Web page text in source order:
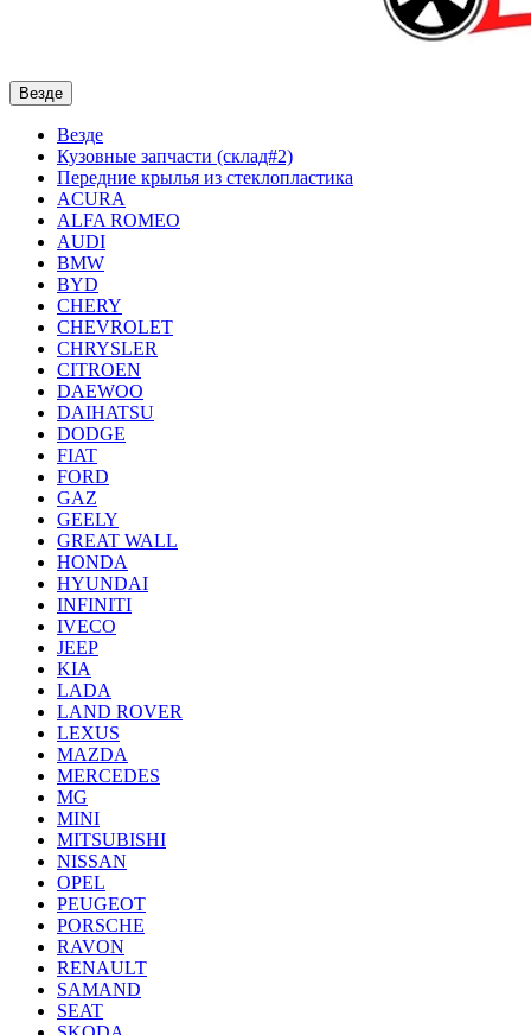
Везде
Везде
Кузовные запчасти (склад#2)
Передние крылья из стеклопластика
ACURA
ALFA ROMEO
AUDI
BMW
BYD
CHERY
CHEVROLET
CHRYSLER
CITROEN
DAEWOO
DAIHATSU
DODGE
FIAT
FORD
GAZ
GEELY
GREAT WALL
HONDA
HYUNDAI
INFINITI
IVECO
JEEP
KIA
LADA
LAND ROVER
LEXUS
MAZDA
MERCEDES
MG
MINI
MITSUBISHI
NISSAN
OPEL
PEUGEOT
PORSCHE
RAVON
RENAULT
SAMAND
SEAT